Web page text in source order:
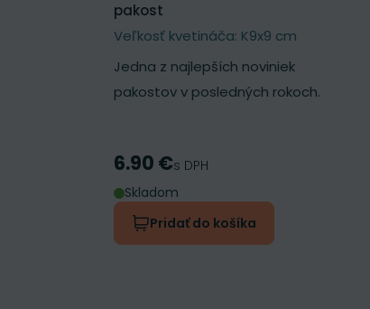
pakost
Veľkosť kvetináča: K9x9 cm
Jedna z najlepších noviniek
pakostov v posledných rokoch.
Cena
6.90 €s DPH
Skladom
Pridať do košíka